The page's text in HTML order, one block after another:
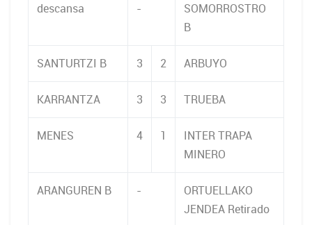
descansa -
SOMORROSTRO
B
SANTURTZI B 3 2 ARBUYO
KARRANTZA 3 3 TRUEBA
MENES 4 1
INTER TRAPA
MINERO
ARANGUREN B -
ORTUELLAKO
JENDEA Retirado